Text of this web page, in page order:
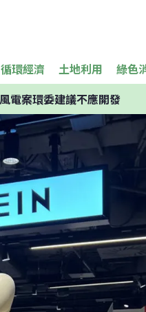
循環經濟 土地利用 綠色
電案環委建議不應開發